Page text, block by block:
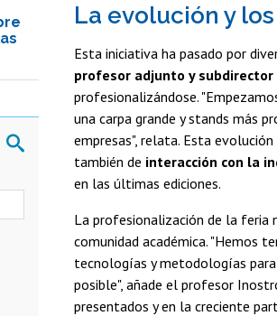
La evolución y
Esta iniciativa ha pasado por
profesor adjunto y
profesionalizándose.
una carpa grande y stands más
empresas", relata. Esta
también de interacción con la
en las últimas ediciones.
La profesionalización de la feria
comunidad académica. "Hemos
tecnologías y metodologías
posible", añade el profesor
presentados y en la creciente